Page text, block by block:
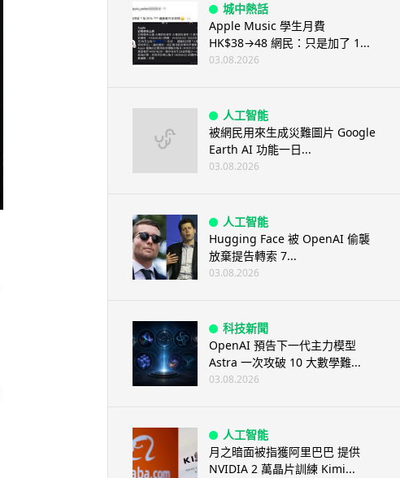
城中熱話
Apple Music 學生月費
HK$38→48 網民：只是加了 1...
03.08.2026
人工智能
被網民用來生成災難圖片 Google
Earth AI 功能一日...
03.08.2026
人工智能
Hugging Face 被 OpenAI 偷襲
放棄提告轉索 7...
03.08.2026
科技新聞
OpenAI 預告下一代主力模型
Astra 一次攻破 10 大數學難...
03.08.2026
人工智能
月之暗面被指獲阿里巴巴 提供
NVIDIA 2 萬晶片訓練 Kimi...